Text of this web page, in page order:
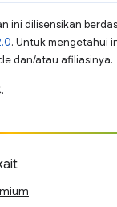
ini dilisensikan
. Untuk mengetahui
dan/atau afiliasinya.